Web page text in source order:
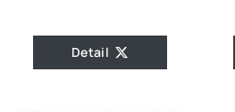
Detail